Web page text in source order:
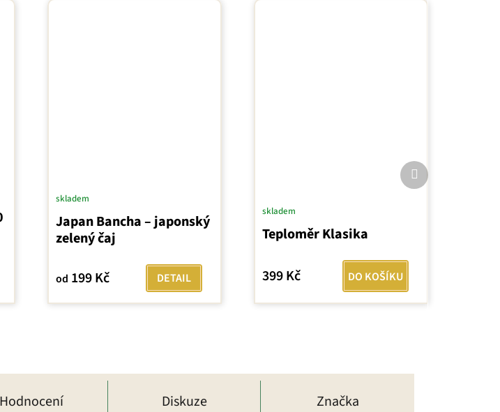
Japan Bancha – japonský
zelený čaj
skladem
od 199 Kč DETAIL
Teploměr Klasika
skladem
399 Kč DO KOŠÍKU
Další
produkt
Hodnocení Diskuze Značka